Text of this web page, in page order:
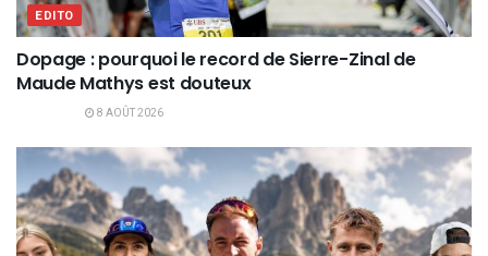
EDITO
Dopage : pourquoi le record de Sierre-Zinal de
Maude Mathys est douteux
8 AOÛT 2026